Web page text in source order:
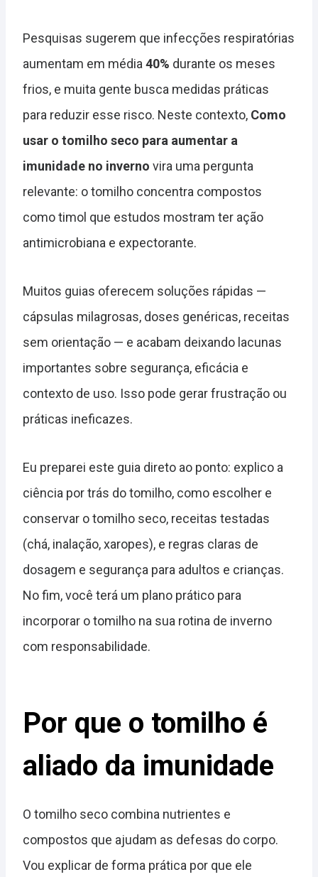
Pesquisas sugerem que infecções respiratórias
aumentam em média 40% durante os meses
frios, e muita gente busca medidas práticas
para reduzir esse risco. Neste contexto, Como
usar o tomilho seco para aumentar a
imunidade no inverno vira uma pergunta
relevante: o tomilho concentra compostos
como timol que estudos mostram ter ação
antimicrobiana e expectorante.
Muitos guias oferecem soluções rápidas —
cápsulas milagrosas, doses genéricas, receitas
sem orientação — e acabam deixando lacunas
importantes sobre segurança, eficácia e
contexto de uso. Isso pode gerar frustração ou
práticas ineficazes.
Eu preparei este guia direto ao ponto: explico a
ciência por trás do tomilho, como escolher e
conservar o tomilho seco, receitas testadas
(chá, inalação, xaropes), e regras claras de
dosagem e segurança para adultos e crianças.
No fim, você terá um plano prático para
incorporar o tomilho na sua rotina de inverno
com responsabilidade.
Por que o tomilho é
aliado da imunidade
O tomilho seco combina nutrientes e
compostos que ajudam as defesas do corpo.
Vou explicar de forma prática por que ele